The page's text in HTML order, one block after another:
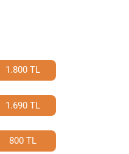
1.800 TL
1.690 TL
800 TL